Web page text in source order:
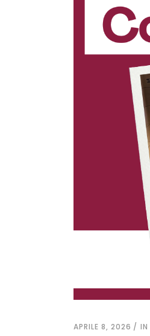
APRILE 8, 2026 IN